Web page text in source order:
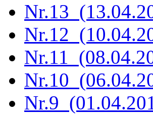
Nr.13
Nr.12
Nr.11
Nr.10
Nr.9